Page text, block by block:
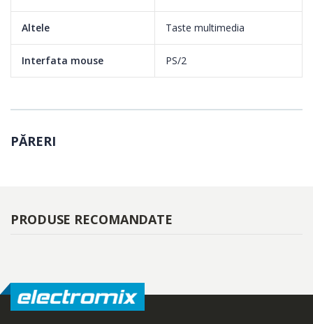
Altele Taste multimedia
Interfata mouse PS/2
PĂRERI
PRODUSE RECOMANDATE